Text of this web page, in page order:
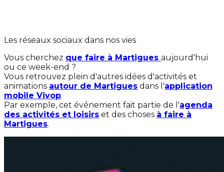
Les réseaux sociaux dans nos vies
Vous cherchez que faire à Martigues aujourd'hui
ou ce week-end ?
Vous retrouvez plein d'autres idées d'activités et
animations autour de Martigues dans l'application
mobile Vivop.
Par exemple, cet événement fait partie de l'agenda
des activités et loisirs et des choses à faire à
Martigues.